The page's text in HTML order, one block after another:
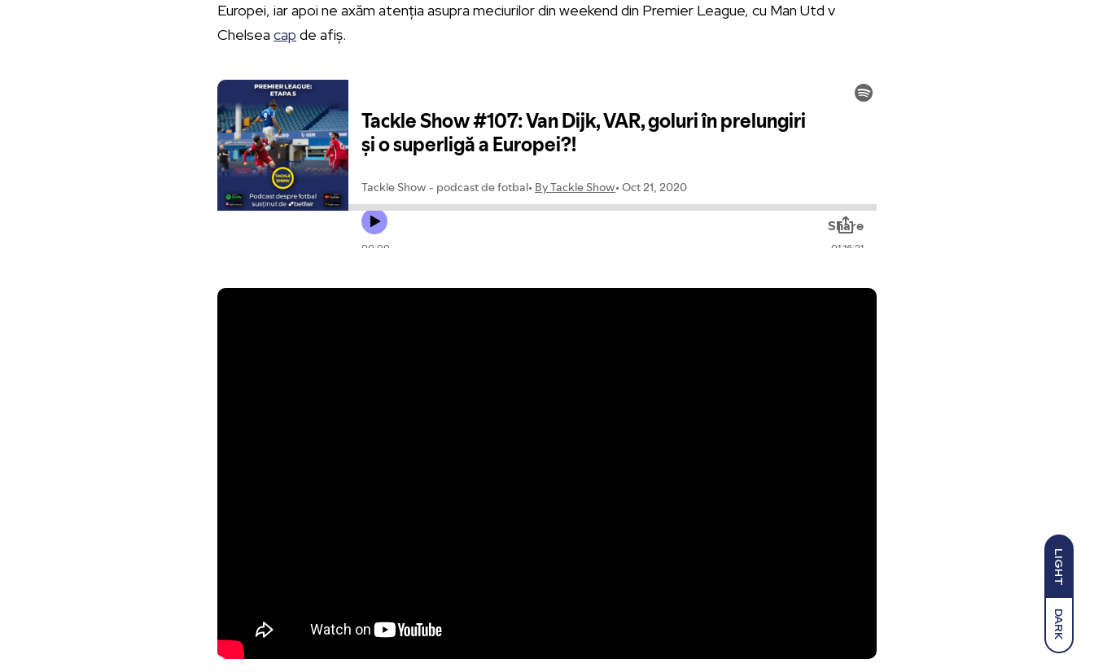
LIGHT
DARK
Europei, iar apoi ne axăm atenția asupra meciurilor din weekend din Premier League, cu Man Utd v
Chelsea cap de afiș.